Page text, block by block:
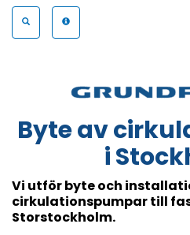
Byte av
i
Vi utför byte och
cirkulationspumpar till
Storstockholm.